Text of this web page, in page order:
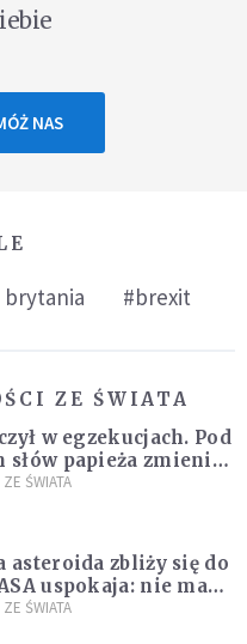
NAS
#brexit
ZE ŚWIATA
w egzekucjach. Pod
słów papieża zmienił
ŚWIATA
asteroida zbliży się do
uspokaja: nie ma
ŚWIATA